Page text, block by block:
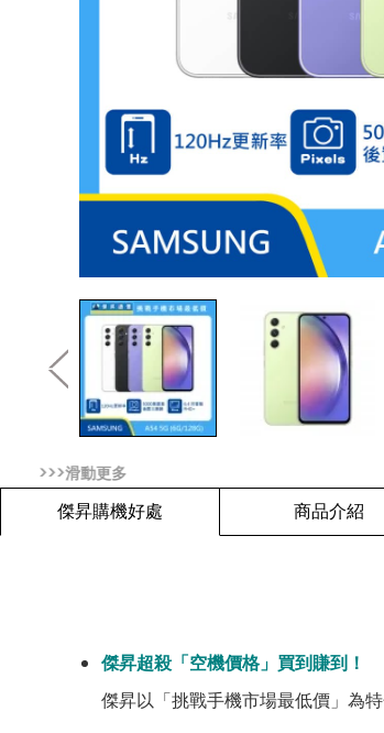
傑昇購機好處 商品介紹
傑昇超殺「空機價格」買到賺到！
傑昇以「挑戰手機市場最低價」為